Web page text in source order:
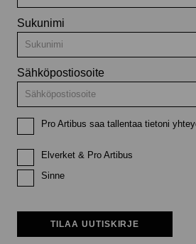
Sukunimi
Sähköpostiosoite
Pro Artibus saa tallentaa tietoni
Elverket & Pro Artibus
Sinne
TILAA UUTISKIRJE